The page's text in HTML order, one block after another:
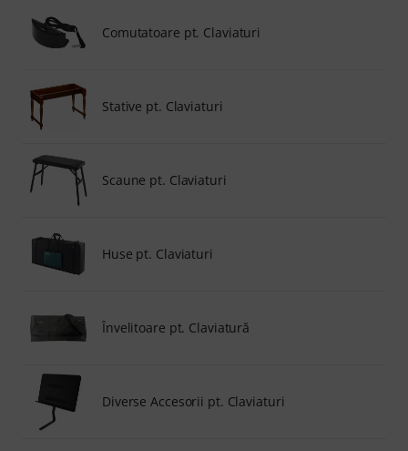
Comutatoare pt. Claviaturi
Stative pt. Claviaturi
Scaune pt. Claviaturi
Huse pt. Claviaturi
Învelitoare pt. Claviatură
Diverse Accesorii pt. Claviaturi